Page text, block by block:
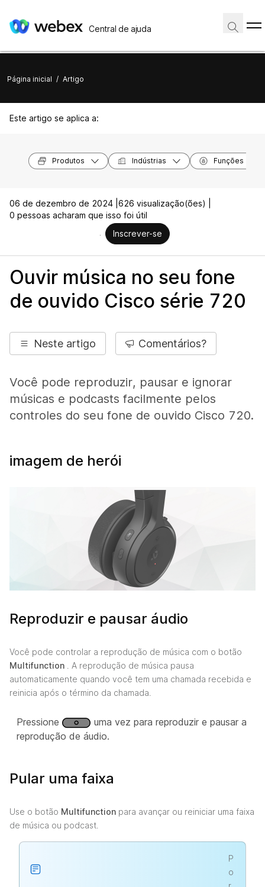
Central de ajuda
Página inicial / Artigo
Este artigo se aplica a:
Produtos Indústrias Funções
06 de dezembro de 2024 | 626 visualização(ões) |
0 pessoas acharam que isso foi útil
Inscrever-se
Ouvir música no seu fone
de ouvido Cisco série 720
Neste artigo Comentários?
Você pode reproduzir, pausar e ignorar
músicas e podcasts facilmente pelos
controles do seu fone de ouvido Cisco 720.
imagem de herói
Reproduzir e pausar áudio
Você pode controlar a reprodução de música com o botão
Multifunction
. A reprodução de música pausa
automaticamente quando você tem uma chamada recebida e
reinicia após o término da chamada.
Pressione
uma vez para reproduzir e pausar a
reprodução de áudio.
Pular uma faixa
Use o botão Multifunction para avançar ou reiniciar uma faixa
de música ou podcast.
P
o